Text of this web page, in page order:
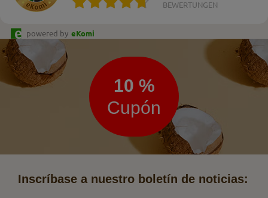
BEWERTUNGEN
powered by eKomi
Boletín
de
noticias
10 %
Cupón
Inscríbase a nuestro boletín de noticias: